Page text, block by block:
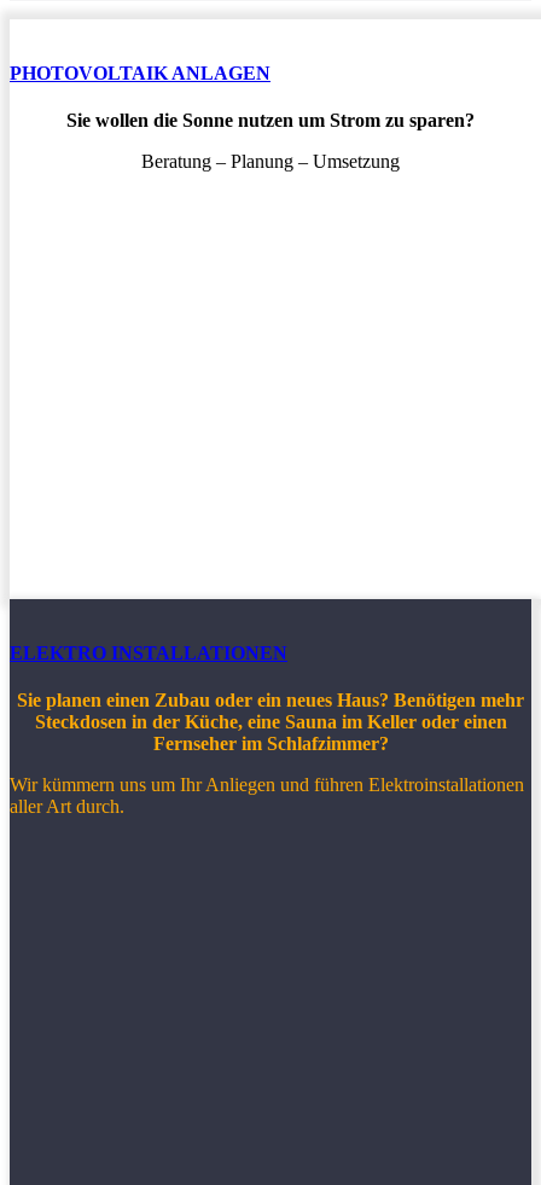
PHOTOVOLTAIK ANLAGEN
Sie wollen die Sonne nutzen um Strom zu sparen?
Beratung – Planung – Umsetzung
ELEKTRO INSTALLATIONEN
Sie planen einen Zubau oder ein neues Haus? Benötigen mehr
Steckdosen in der Küche, eine Sauna im Keller oder einen
Fernseher im Schlafzimmer?
Wir kümmern uns um Ihr Anliegen und führen Elektroinstallationen
aller Art durch.